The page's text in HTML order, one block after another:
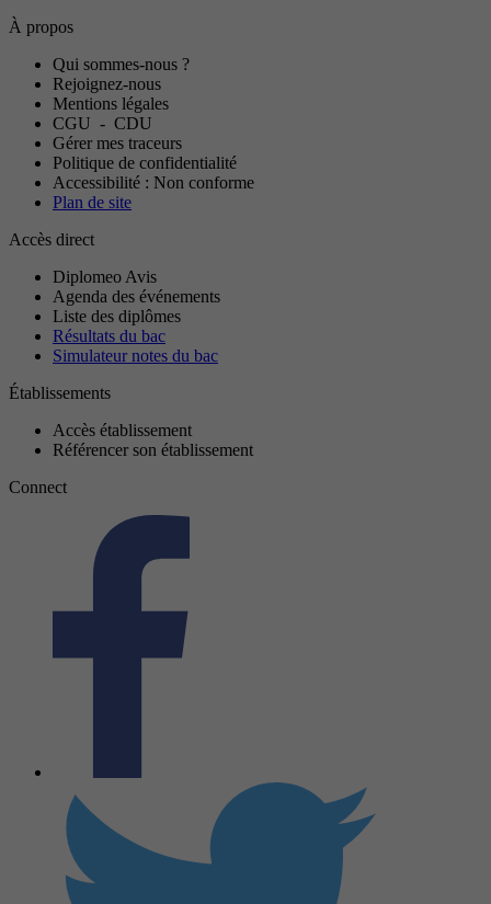
À propos
Qui sommes-nous ?
Rejoignez-nous
Mentions légales
CGU - CDU
Gérer mes traceurs
Politique de confidentialité
Accessibilité : Non conforme
Plan de site
Accès direct
Diplomeo Avis
Agenda des événements
Liste des diplômes
Résultats du bac
Simulateur notes du bac
Établissements
Accès établissement
Référencer son établissement
Connect